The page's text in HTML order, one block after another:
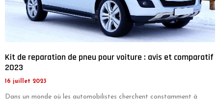
Kit de reparation de pneu pour voiture : avis et comparatif
2023
16 juillet 2023
Dans un monde où les automobilistes cherchent constamment à